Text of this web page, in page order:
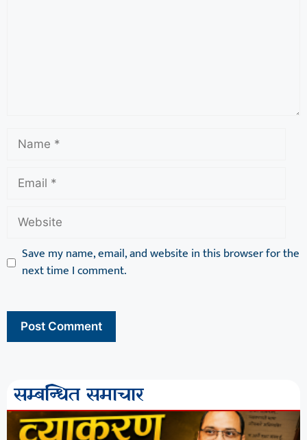
Save my name, email, and website in this browser for the
next time I comment.
सम्बन्धित समाचार